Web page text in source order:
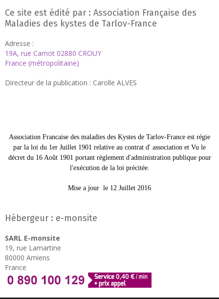
Ce site est édité par : Association Française des
Maladies des kystes de Tarlov-France
Adresse :
19A, rue Carnot 02880 CROUY
France (métropolitaine)
Directeur de la publication : Carolle ALVES
Association Francaise des maladies des Kystes de Tarlov-France est régie
par la loi du 1er Juillet 1901 relative au contrat d' association et Vu le
décret du 16 Août 1901 portant règlement d'administration publique pour
l'exécution de la loi précitée.
Mise a jour le 12 Juillet 2016
Hébergeur : e-monsite
SARL E-monsite
19, rue Lamartine
80000 Amiens
France